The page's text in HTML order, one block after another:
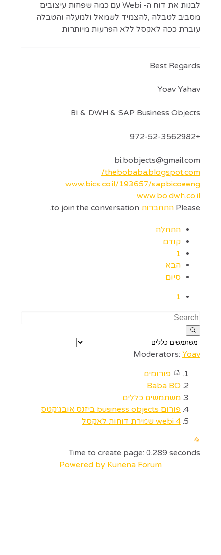
לבנות את דוח ה- Webi עם כמה שפחות עיצובים
מסביב לטבלה ,להצמיד לשמאל ולמעלה והטבלה
עוברת ככה לאקסל ללא הפרעות מיותרות
Best Regards
Yoav Yahav
BI & DWH & SAP Business Objects
bi.bobjects@gmail.com
thebobaba.blogspot.com/
www.bics.co.il/193657/sapbicoeeng
www.bo.dwh.co.il
Please התחברותto join the conversation.
התחלה
קודם
1
הבא
סיום
1
Moderators:Yoav
פורומים
Baba BO
משתמשים כללים
פורום business objects ביזנס אובג'קטס
webi 4 שמירת דוחות לאקסל
Time to create page: 0.289 seconds
Powered by Kunena Forum